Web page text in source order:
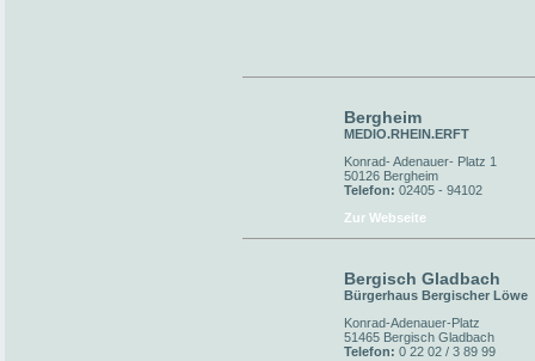
Bergheim
MEDIO.RHEIN.ERFT
Konrad- Adenauer- Platz 1
50126 Bergheim
Telefon: 02405 - 94102
Zur Webseite
Bergisch Gladbach
Bürgerhaus Bergischer Löwe
Konrad-Adenauer-Platz
51465 Bergisch Gladbach
Telefon: 0 22 02 / 3 89 99